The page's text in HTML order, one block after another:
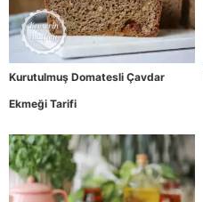
Kurutulmuş Domatesli Çavdar
Ekmeği Tarifi